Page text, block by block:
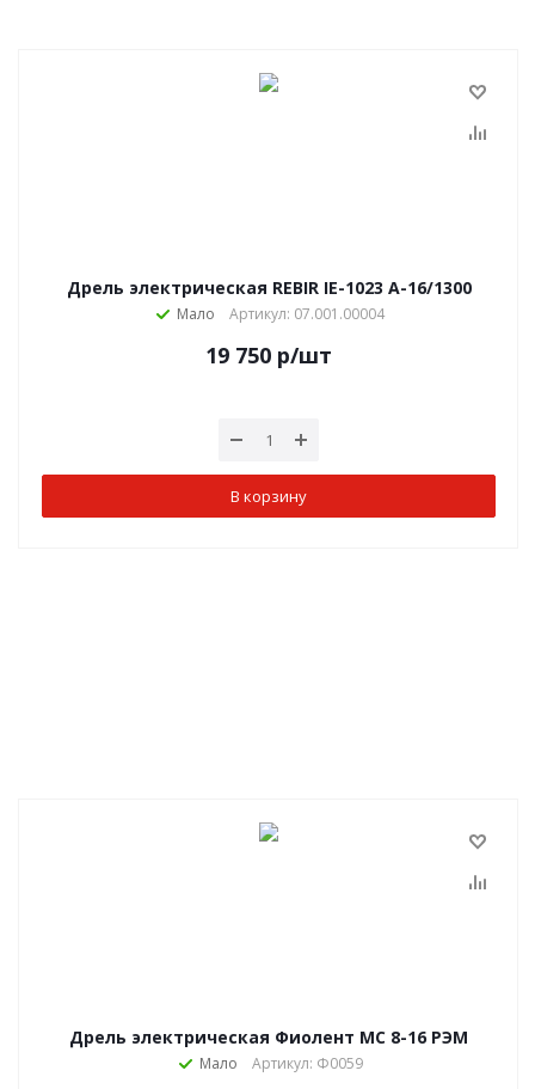
Дрель электрическая REBIR IE-1023 А-16/1300
Мало Артикул: 07.001.00004
19 750 р/шт
В корзину
Дрель электрическая Фиолент МС 8-16 РЭМ
Мало
Артикул: Ф0059